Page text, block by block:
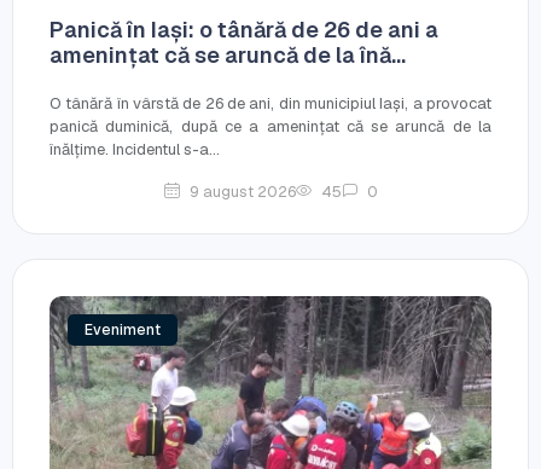
Panică în Iași: o tânără de 26 de ani a
amenințat că se aruncă de la înă...
O tânără în vârstă de 26 de ani, din municipiul Iași, a provocat
panică duminică, după ce a amenințat că se aruncă de la
înălțime. Incidentul s-a...
9 august 2026 45 0
Eveniment